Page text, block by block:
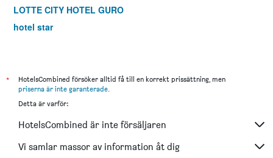
LOTTE CITY HOTEL GURO
hotel star
LOTTE City Hotel Mapo
Shilla Stay Guro
Shilla Stay Mapo Hongdae
Dormy Inn Seoul Gangnam
*
HotelsCombined försöker alltid få till en korrekt prissättning, men
priserna är inte garanterade.
Detta är varför:
HotelsCombined är inte försäljaren
Vi samlar massor av information åt dig